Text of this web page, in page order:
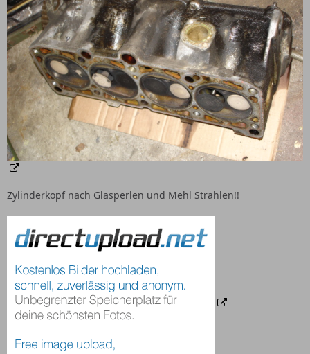
Zylinderkopf nach Glasperlen und Mehl Strahlen!!